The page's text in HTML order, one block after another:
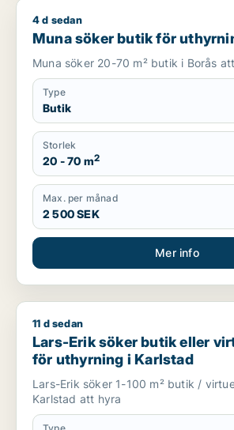
Muna söker butik för uthyrning i Borås
4 d sedan
Muna söker butik för
Muna söker 20-70 m² butik i Borås
Type
Butik
Storlek
20 - 70 m2
Max. per månad
2 500 SEK
Mer info
Lars-Erik söker butik eller virtuellt
11 d sedan
Lars-Erik söker butik eller
för uthyrning i Karlstad
Lars-Erik söker 1-100 m² butik /
Karlstad att hyra